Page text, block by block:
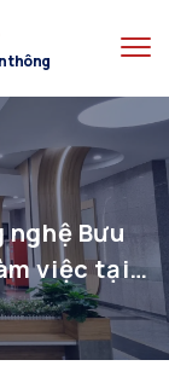
thông
nghệ Bưu
việc tại